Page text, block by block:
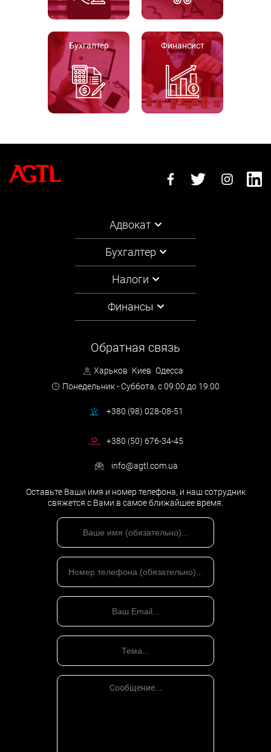
Бухгалтер Финансист
Адвокат
Бухгалтер
Налоги
Финансы
Обратная связь
Харьков Киев Одесса
Понедельник - Суббота, с 09:00 до 19:00
+380 (98) 028-08-51
+380 (50) 676-34-45
info@agtl.com.ua
Оставьте Ваши имя и номер телефона, и наш сотрудник
свяжется с Вами в самое ближайшее время.